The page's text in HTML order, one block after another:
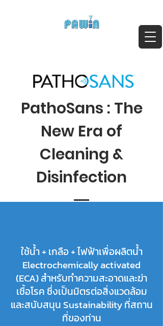
PathoSans : The
New Era of
Cleaning &
Disinfection
ใช้น้ำ + เกลือ + ไฟฟ้าเพื่อผลิตน้ำ
Electrochemically activated
(ECA) สำหรับทำความสะอาดและฆ่า
เชื้อโรค ซึ่งเป็นมิตรต่อสิ่งแวดล้อม
และสนับสนุน Sustainability ที่สถาน
ที่ของท่าน